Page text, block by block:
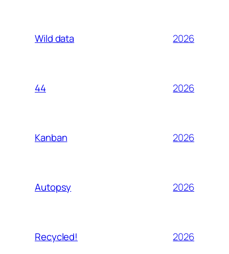
Wild data 2026
44 2026
Kanban 2026
Autopsy 2026
Recycled! 2026